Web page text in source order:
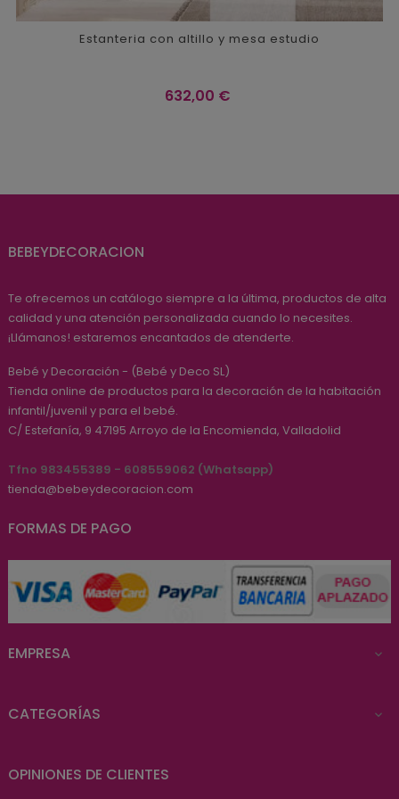
Estanteria con altillo y mesa estudio
Precio
632,00 €
BEBEYDECORACION
Te ofrecemos un catálogo siempre a la última, productos de alta
calidad y una atención personalizada cuando lo necesites.
¡Llámanos! estaremos encantados de atenderte.
Bebé y Decoración - (Bebé y Deco SL)
Tienda online de productos para la decoración de la habitación
infantil/juvenil y para el bebé.
C/ Estefanía, 9 47195 Arroyo de la Encomienda, Valladolid
Tfno 983455389 - 608559062 (Whatsapp)
tienda@bebeydecoracion.com
FORMAS DE PAGO
EMPRESA 
CATEGORÍAS 
OPINIONES DE CLIENTES